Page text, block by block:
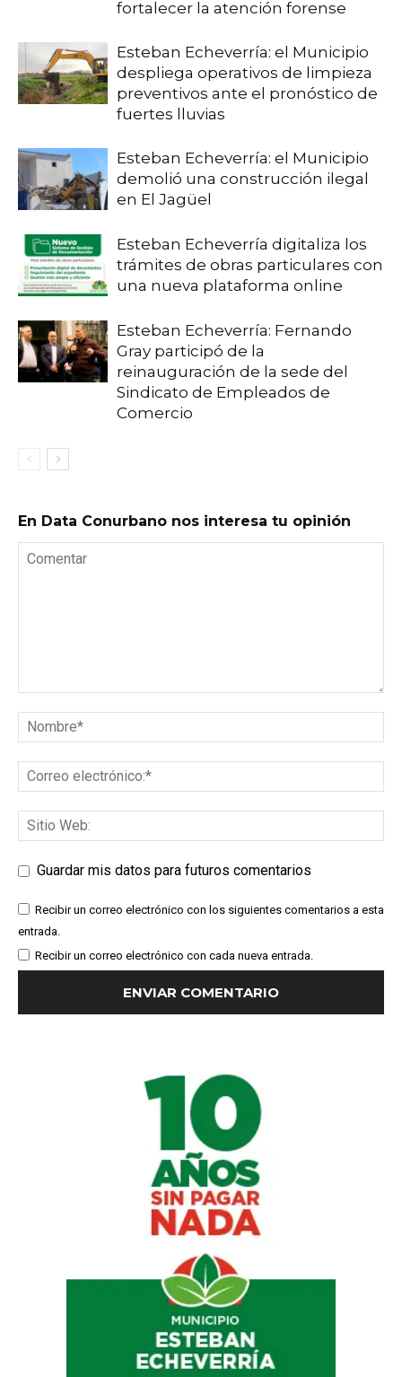
fortalecer la atención forense
Esteban Echeverría: el Municipio
despliega operativos de limpieza
preventivos ante el pronóstico de
fuertes lluvias
Esteban Echeverría: el Municipio
demolió una construcción ilegal
en El Jagüel
Esteban Echeverría digitaliza los
trámites de obras particulares con
una nueva plataforma online
Esteban Echeverría: Fernando
Gray participó de la
reinauguración de la sede del
Sindicato de Empleados de
Comercio
En Data Conurbano nos interesa tu opinión
Guardar mis datos para futuros comentarios
Recibir un correo electrónico con los siguientes comentarios a esta
entrada.
Recibir un correo electrónico con cada nueva entrada.